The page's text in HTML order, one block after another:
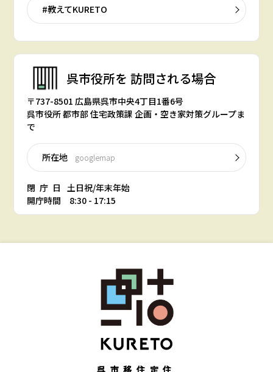
#教えてKURETO
呉市役所を 訪問される場合
〒737-8501 広島県呉市中央4丁目1番6号
呉市役所 都市部 住宅政策課 企画・空き家対策グループま
で
所在地 googlemap
閉庁日 土日祝/年末年始
開庁時間 8:30 - 17:15
呉市移住定住